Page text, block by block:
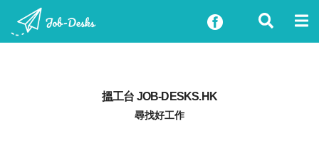
搵工台 JOB-DESKS.HK
尋找好工作